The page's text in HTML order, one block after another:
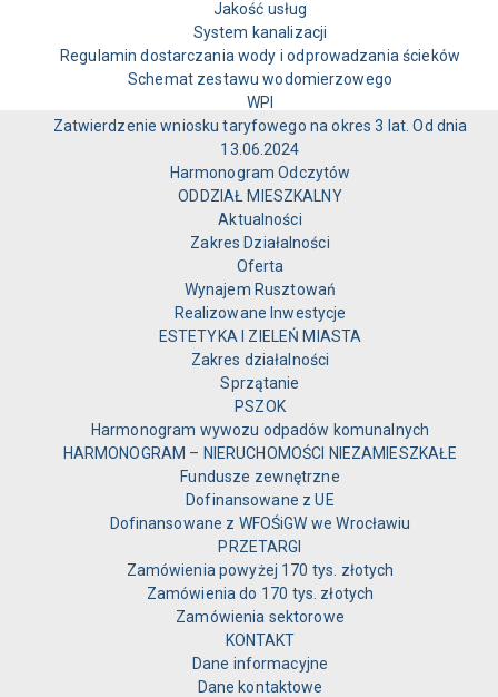
Jakość usług
System kanalizacji
Regulamin dostarczania wody i odprowadzania ścieków
Schemat zestawu wodomierzowego
WPI
Zatwierdzenie wniosku taryfowego na okres 3 lat. Od dnia
13.06.2024
Harmonogram Odczytów
ODDZIAŁ MIESZKALNY
Aktualności
Zakres Działalności
Oferta
Wynajem Rusztowań
Realizowane Inwestycje
ESTETYKA I ZIELEŃ MIASTA
Zakres działalności
Sprzątanie
PSZOK
Harmonogram wywozu odpadów komunalnych
HARMONOGRAM – NIERUCHOMOŚCI NIEZAMIESZKAŁE
Fundusze zewnętrzne
Dofinansowane z UE
Dofinansowane z WFOŚiGW we Wrocławiu
PRZETARGI
Zamówienia powyżej 170 tys. złotych
Zamówienia do 170 tys. złotych
Zamówienia sektorowe
KONTAKT
Dane informacyjne
Dane kontaktowe